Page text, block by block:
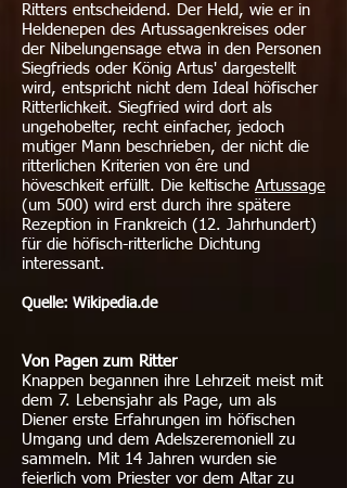
Ritters entscheidend. Der Held, wie er in
Heldenepen des Artussagenkreises oder
der Nibelungensage etwa in den Personen
Siegfrieds oder König Artus' dargestellt
wird, entspricht nicht dem Ideal höfischer
Ritterlichkeit. Siegfried wird dort als
ungehobelter, recht einfacher, jedoch
mutiger Mann beschrieben, der nicht die
ritterlichen Kriterien von êre und
höveschkeit erfüllt. Die keltische Artussage
(um 500) wird erst durch ihre spätere
Rezeption in Frankreich (12. Jahrhundert)
für die höfisch-ritterliche Dichtung
interessant.
Quelle: Wikipedia.de
​Von Pagen zum Ritter
Knappen begannen ihre Lehrzeit meist mit
dem 7. Lebensjahr als Page, um als
Diener erste Erfahrungen im höfischen
Umgang und dem Adelszeremoniell zu
sammeln. Mit 14 Jahren wurden sie
feierlich vom Priester vor dem Altar zu